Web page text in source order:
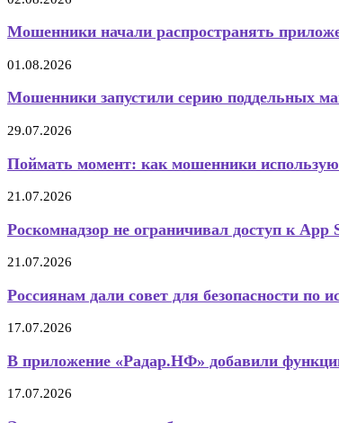
Мошенники начали распространять
01.08.2026
Мошенники запустили серию поддельных
29.07.2026
Поймать момент: как мошенники
21.07.2026
Роскомнадзор не ограничивал доступ к App
21.07.2026
Россиянам дали совет для безопасности по
17.07.2026
В приложение «Радар.НФ» добавили
17.07.2026